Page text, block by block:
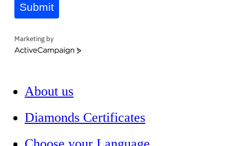
Submit
Marketing by
ActiveCampaign
About us
Diamonds Certificates